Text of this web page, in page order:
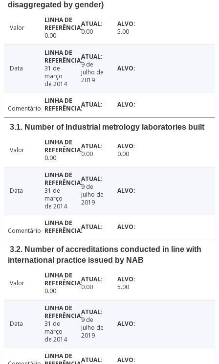
disaggregated by gender)
Valor
0.00
0.00 5.00
Data
31 de
março
de 2014
9 de
julho de
2019
Comentário
3.1. Number of Industrial metrology laboratories built
Valor
0.00
0.00 0.00
Data
31 de
março
de 2014
9 de
julho de
2019
Comentário
3.2. Number of accreditations conducted in line with
international practice issued by NAB
Valor
0.00
0.00 5.00
Data
31 de
março
de 2014
9 de
julho de
2019